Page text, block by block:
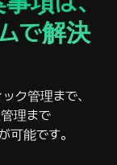
で解決
ク管理まで、
理まで
可能です。